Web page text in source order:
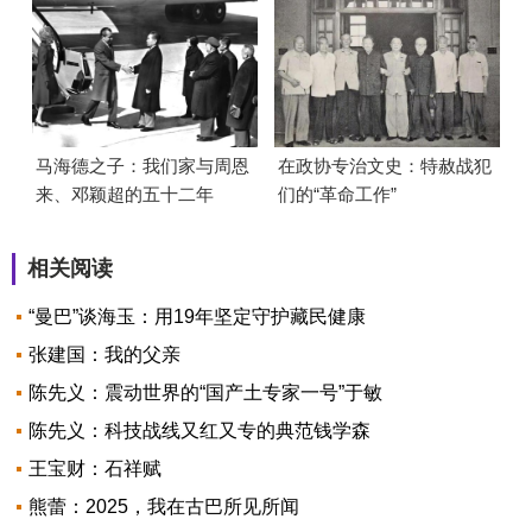
马海德之子：我们家与周恩
来、邓颖超的五十二年
在政协专治文史：特赦战犯
们的“革命工作”
相关阅读
“曼巴”谈海玉：用19年坚定守护藏民健康
张建国：我的父亲
陈先义：震动世界的“国产土专家一号”于敏
陈先义：科技战线又红又专的典范钱学森
王宝财：石祥赋
熊蕾：2025，我在古巴所见所闻